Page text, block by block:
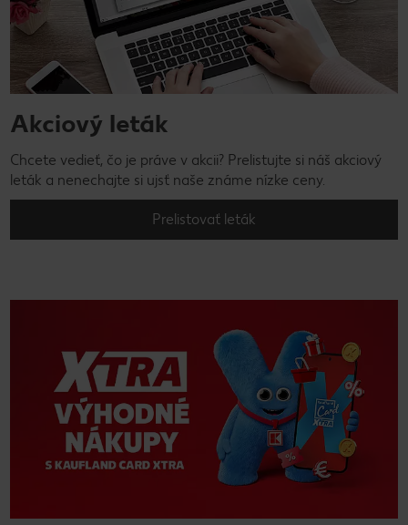
Akciový leták
Chcete vedieť, čo je práve v akcii? Prelistujte si náš akciový
leták a nenechajte si ujsť naše známe nízke ceny.
Prelistovať leták